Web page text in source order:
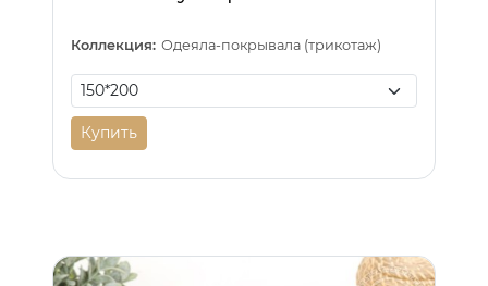
Коллекция: Одеяла-покрывала (трикотаж)
Купить